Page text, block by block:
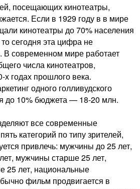
посещающих кинотеатры,
Если в 1929 году в в мире
кинотеатры до 70% населения
сегодня эта цифра не
В современном мире работает
числа кинотеатров,
х годах прошлого века.
одного голливудского
до 10% бюджета — 18-20 млн.
все современные
категорий по типу зрителей,
привлечь: мужчины до 25 лет,
мужчины старше 25 лет,
25 лет, национальные
фильм продвигается в